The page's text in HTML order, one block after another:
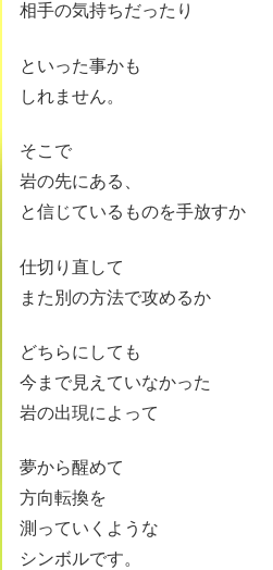
相手の気持ちだったり
といった事かも
しれません。
そこで
岩の先にある、
と信じているものを手放すか
仕切り直して
また別の方法で攻めるか
どちらにしても
今まで見えていなかった
岩の出現によって
夢から醒めて
方向転換を
測っていくような
シンボルです。